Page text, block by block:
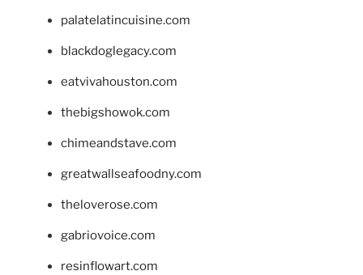
palatelatincuisine.com
blackdoglegacy.com
eatvivahouston.com
thebigshowok.com
chimeandstave.com
greatwallseafoodny.com
theloverose.com
gabriovoice.com
resinflowart.com